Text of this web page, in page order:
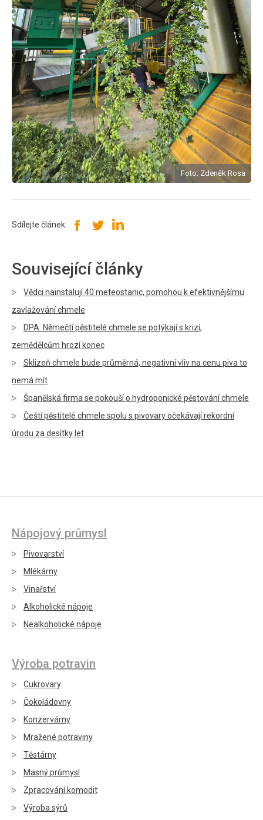
Foto: Zdeněk Rosa
Sdílejte článek:
Související články
Vědci nainstalují 40 meteostanic, pomohou k efektivnějšímu
zavlažování chmele
DPA: Němečtí pěstitelé chmele se potýkají s krizí,
zemědělcům hrozí konec
Sklizeň chmele bude průměrná, negativní vliv na cenu piva to
nemá mít
Španělská firma se pokouší o hydroponické pěstování chmele
Čeští pěstitelé chmele spolu s pivovary očekávají rekordní
úrodu za desítky let
Nápojový průmysl
Pivovarství
Mlékárny
Vinařství
Alkoholické nápoje
Nealkoholické nápoje
Výroba potravin
Cukrovary
Čokoládovny
Konzervárny
Mražené potraviny
Těstárny
Masný průmysl
Zpracování komodit
Výroba sýrů